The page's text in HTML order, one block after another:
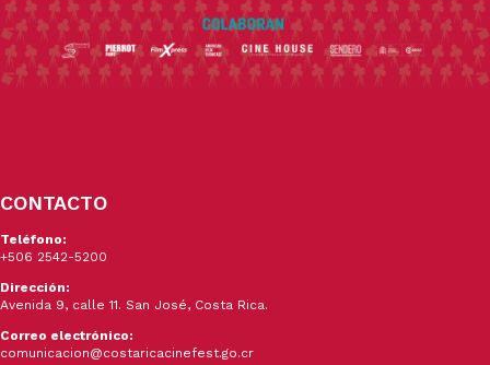
CONTACTO
Teléfono:
+506 2542-5200
Dirección:
Avenida 9, calle 11. San José, Costa Rica.
Correo electrónico:
comunicacion@costaricacinefest.go.cr